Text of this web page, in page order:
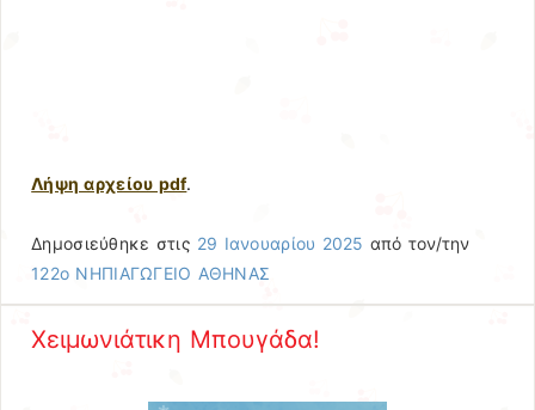
Λήψη αρχείου pdf.
Δημοσιεύθηκε στις 29 Ιανουαρίου 2025 από τον/την
122ο ΝΗΠΙΑΓΩΓΕΙΟ ΑΘΗΝΑΣ
Χειμωνιάτικη Μπουγάδα!